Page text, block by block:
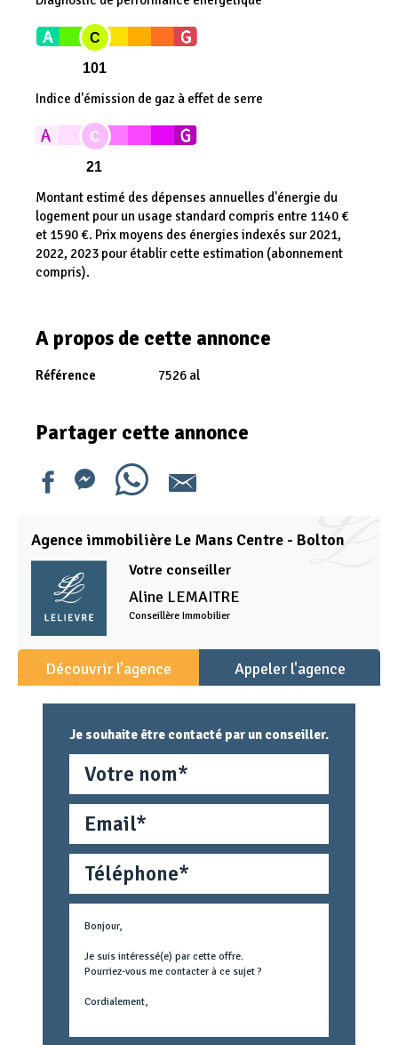
C
101
Indice d'émission de gaz à effet de serre
C
21
Montant estimé des dépenses annuelles d'énergie du
logement pour un usage standard compris entre 1140 €
et 1590 €. Prix moyens des énergies indexés sur 2021,
2022, 2023 pour établir cette estimation (abonnement
compris).
A propos de cette annonce
Référence 7526 al
Partager cette annonce
Agence immobilière Le Mans Centre - Bolton
Votre conseiller
Aline LEMAITRE
Conseillère Immobilier
Découvrir l'agence Appeler l'agence
Je souhaite être contacté par un conseiller.
Téléphone
Métier
concerné